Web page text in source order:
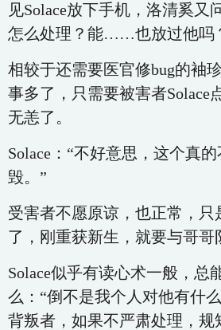
见Solace放下手机，洛清奚又
怎么处理？能……也放过他吗
相较于还需要医官修bug的袖
事多了，只需要被害者Solace
无恙了。
Solace：“不好意思，这个真
毁。”
受害者不愿原谅，也正常，只
了，刚重获新生，就要与哥哥
Solace似乎有读心术一般，总
么：“倒不是我个人对他有什
背叛者，如果不严肃处理，规